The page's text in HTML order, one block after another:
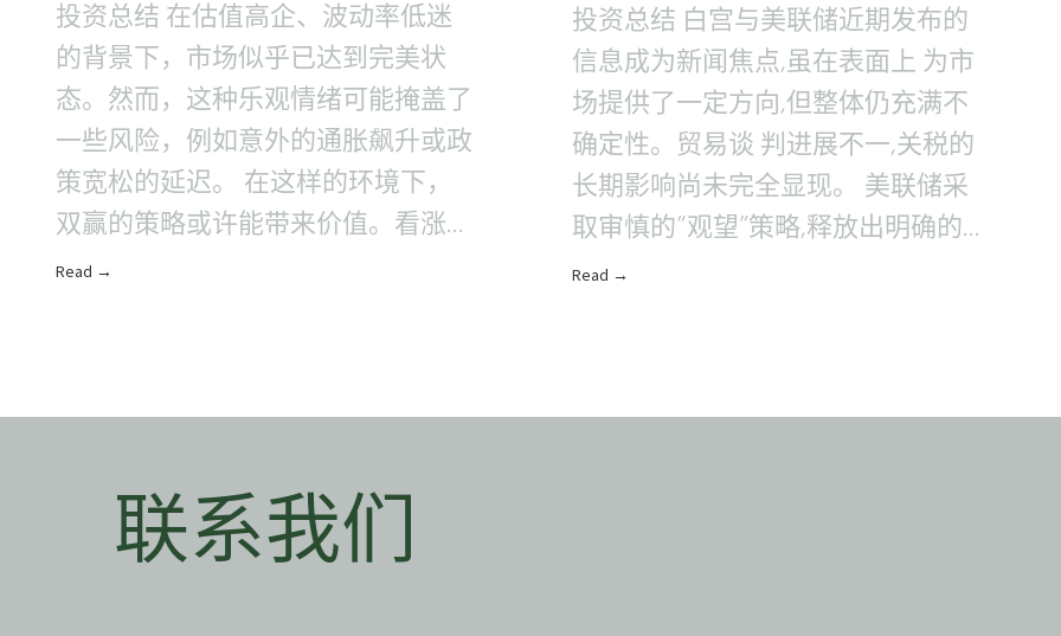
投资总结 在估值高企、波动率低迷
的背景下，市场似乎已达到完美状
态。然而，这种乐观情绪可能掩盖了
一些风险，例如意外的通胀飙升或政
策宽松的延迟。 在这样的环境下，
双赢的策略或许能带来价值。看涨期
权利差可以提供适度的上行参与机
Read →
投资总结 白宫与美联储近期发布的
信息成为新闻焦点,虽在表面上 为市
场提供了一定方向,但整体仍充满不
确定性。贸易谈 判进展不一,关税的
长期影响尚未完全显现。 美联储采
取审慎的“观望”策略,释放出明确的信
号:在今 年下半年,市场将继续以最新
Read →
联系我们